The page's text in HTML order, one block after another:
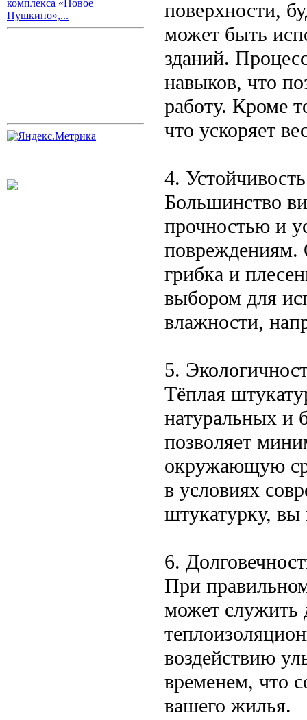
комплекса «Новое
Пушкино»,...
поверхности,
может быть
зданий.
навыков, что
работу. Кроме
что ускоряет
4.
Большинство
прочностью и
повреждениям.
грибка и
выбором для
влажности,
5.
Тёплая
натуральных и
позволяет
окружающую
в условиях
штукатурку, вы
6.
При
может служить
воздействию
временем, что
вашего жилья.